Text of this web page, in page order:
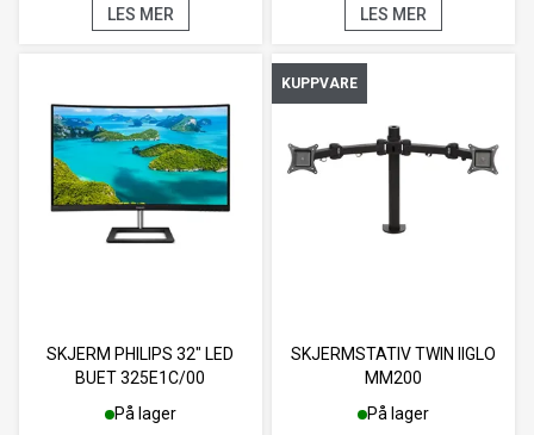
LES MER LES MER
SKJERM PHILIPS 32" LED
BUET 325E1C/00
På lager
KUPPVARE
SKJERMSTATIV TWIN IIGLO
MM200
På lager